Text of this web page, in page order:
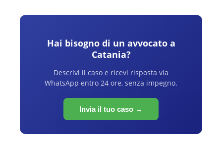
Hai bisogno di un avvocato a
Catania?
Descrivi il caso e ricevi risposta via
WhatsApp entro 24 ore, senza impegno.
Invia il tuo caso →